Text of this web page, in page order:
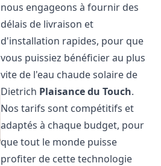
nous engageons à fournir des
délais de livraison et
d'installation rapides, pour que
vous puissiez bénéficier au plus
vite de l'eau chaude solaire de
Dietrich Plaisance du Touch.
Nos tarifs sont compétitifs et
adaptés à chaque budget, pour
que tout le monde puisse
profiter de cette technologie